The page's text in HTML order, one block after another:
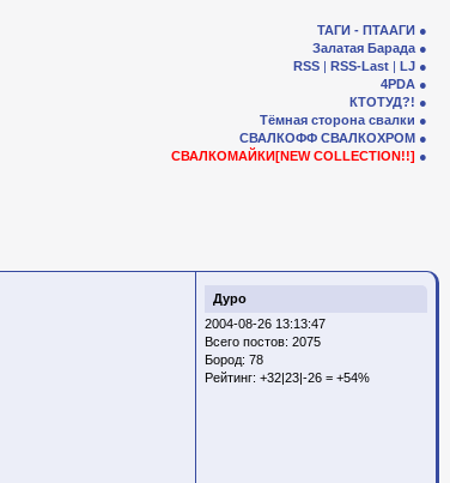
ТАГИ - ПТААГИ
Залатая Барада
RSS | RSS-Last | LJ
4PDA
КТОТУД?!
Тёмная сторона свалки
СВАЛКОФФ СВАЛКОХРОМ
СВАЛКОМАЙКИ[NEW COLLECTION!!]
Дуро
2004-08-26 13:13:47
Всего постов: 2075
Бород: 78
Рейтинг: +32|23|-26 = +54%